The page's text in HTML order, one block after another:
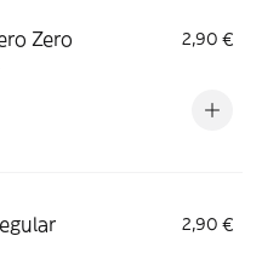
Zero
2,90 €
2,90 €